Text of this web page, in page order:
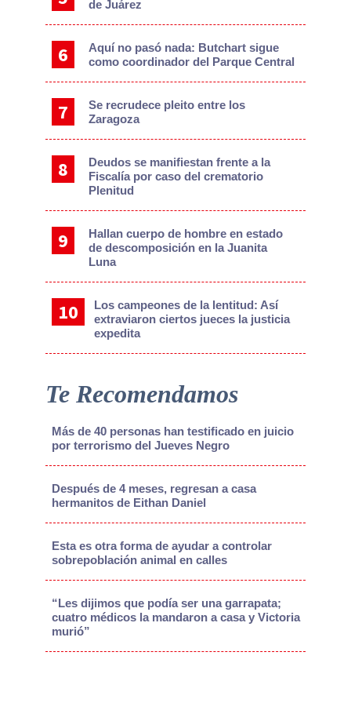
de Juárez
Aquí no pasó nada: Butchart sigue
como coordinador del Parque Central
Se recrudece pleito entre los
Zaragoza
Deudos se manifiestan frente a la
Fiscalía por caso del crematorio
Plenitud
Hallan cuerpo de hombre en estado
de descomposición en la Juanita
Luna
Los campeones de la lentitud: Así
extraviaron ciertos jueces la justicia
expedita
Te Recomendamos
Más de 40 personas han testificado en juicio
por terrorismo del Jueves Negro
Después de 4 meses, regresan a casa
hermanitos de Eithan Daniel
Esta es otra forma de ayudar a controlar
sobrepoblación animal en calles
“Les dijimos que podía ser una garrapata;
cuatro médicos la mandaron a casa y Victoria
murió”